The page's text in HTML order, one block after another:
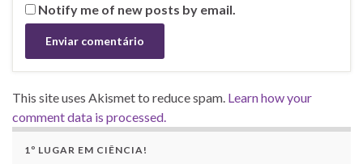
Notify me of new posts by email.
This site uses Akismet to reduce spam. Learn how your
comment data is processed.
1º LUGAR EM CIÊNCIA!